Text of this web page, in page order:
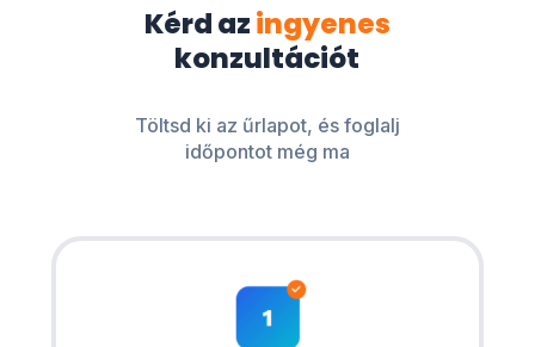
Kérd azingyenes
konzultációt
Töltsd ki az űrlapot, és foglalj
időpontot még ma